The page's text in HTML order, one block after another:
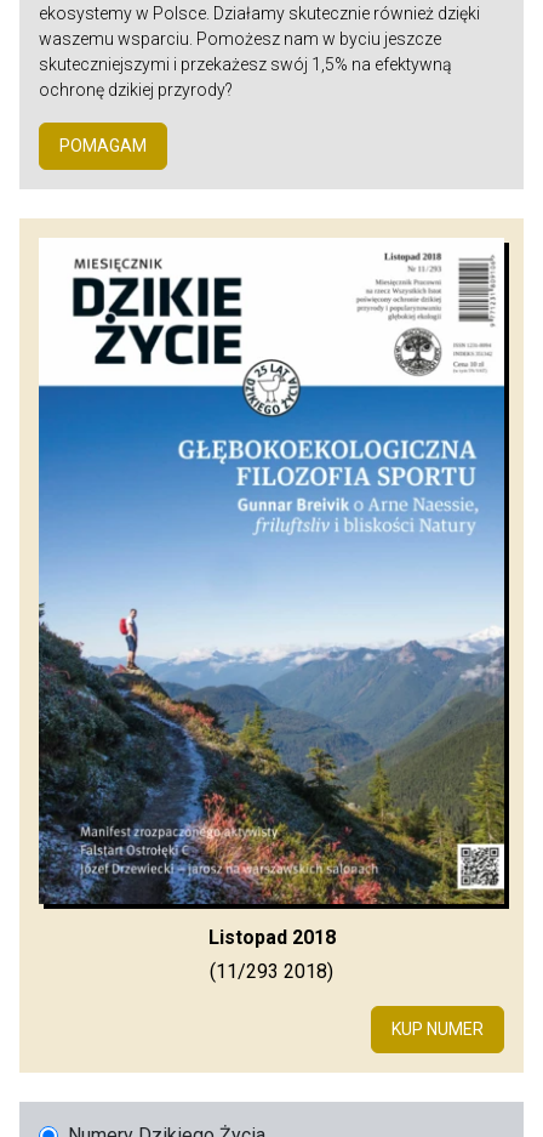
ekosystemy w Polsce. Działamy skutecznie również dzięki
waszemu wsparciu. Pomożesz nam w byciu jeszcze
skuteczniejszymi i przekażesz swój 1,5% na efektywną
ochronę dzikiej przyrody?
POMAGAM
Listopad 2018
(11/293 2018)
KUP NUMER